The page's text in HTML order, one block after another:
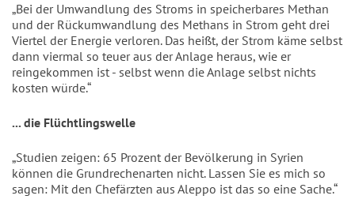
„Bei der Umwandlung des Stroms in speicherbares Methan
und der Rückumwandlung des Methans in Strom geht drei
Viertel der Energie verloren. Das heißt, der Strom käme selbst
dann viermal so teuer aus der Anlage heraus, wie er
reingekommen ist - selbst wenn die Anlage selbst nichts
kosten würde.“
... die Flüchtlingswelle
„Studien zeigen: 65 Prozent der Bevölkerung in Syrien
können die Grundrechenarten nicht. Lassen Sie es mich so
sagen: Mit den Chefärzten aus Aleppo ist das so eine Sache.“